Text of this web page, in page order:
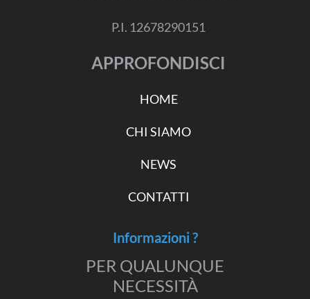
P.I. 12678290151
APPROFONDISCI
HOME
CHI SIAMO
NEWS
CONTATTI
Informazioni ?
PER QUALUNQUE
NECESSITÀ